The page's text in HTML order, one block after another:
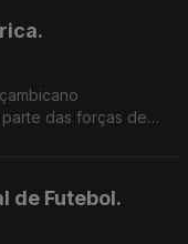
das forças de
de Futebol.